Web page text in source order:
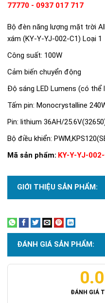
77770 - 0937 017 717
Bộ đèn năng lượng mặt trời
xám (KY-Y-YJ-002-C1) Loại 1
Công suất: 100W
Cảm biến chuyển động
Độ sáng LED Lumens (có thể
Tấm pin: Monocrystalline
Pin: lithium 36AH/
Bộ điều khiển:
Mã sản phẩm: KY-Y-YJ-002-
GIỚI THIỆU SẢN PHẨM:
Xem
ĐÁNH GIÁ SẢN PHẨM:
0.0
ĐÁNH GIÁ